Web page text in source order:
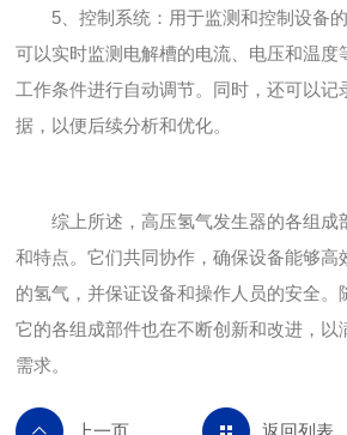
5、控制系统：用于监测和控制设备的
可以实时监测电解槽的电流、电压和温度
工作条件进行自动调节。同时，还可以记
据，以便后续分析和优化。
综上所述，高压氢气发生器的各组成
和特点。它们共同协作，确保设备能够高
的氢气，并保证设备和操作人员的安全。
它的各组成部件也在不断创新和改进，以
需求。